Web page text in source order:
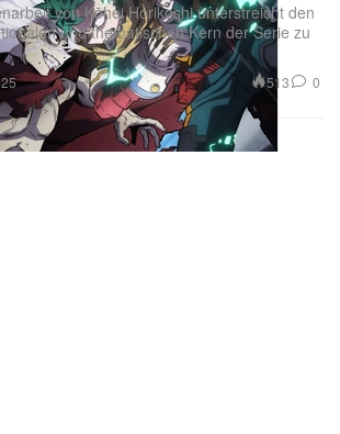
von Kōhei Horikoshi unterstreicht den
und thematischen Kern der Serie zu
513 0